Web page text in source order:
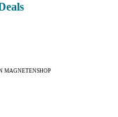
MAGNETENSHOP